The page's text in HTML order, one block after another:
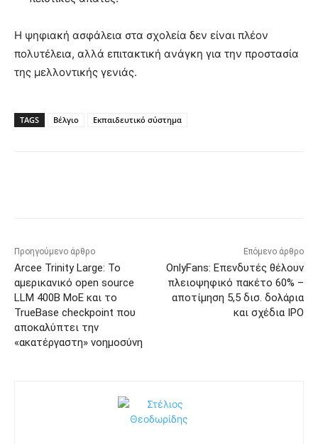
Η ψηφιακή ασφάλεια στα σχολεία δεν είναι πλέον
πολυτέλεια, αλλά επιτακτική ανάγκη για την προστασία
της μελλοντικής γενιάς.
TAGS Βέλγιο Εκπαιδευτικό σύστημα
Προηγούμενο άρθρο
Arcee Trinity Large: Το
αμερικανικό open source
LLM 400B MoE και το
TrueBase checkpoint που
αποκαλύπτει την
«ακατέργαστη» νοημοσύνη
Επόμενο άρθρο
OnlyFans: Επενδυτές θέλουν
πλειοψηφικό πακέτο 60% –
αποτίμηση 5,5 δισ. δολάρια
και σχέδια IPO